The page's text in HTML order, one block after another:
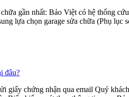
gần nhất: Bảo Việt có hệ thống
lựa chọn garage sửa chữa (Phụ
đâu?
giấy chứng nhận qua email Quý